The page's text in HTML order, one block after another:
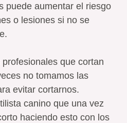
puede aumentar el riesgo
o lesiones si no se
que cortan
no tomamos las
evitar cortarnos.
canino que una vez
haciendo esto con los